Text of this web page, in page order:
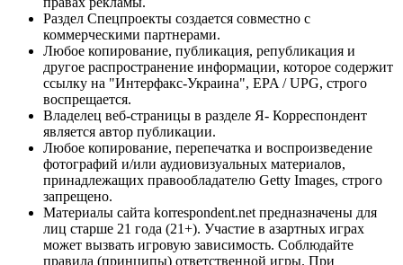
Раздел Спецпроекты создается совместно с
коммерческими партнерами.
Любое копирование, публикация, републикация и
другое распространение информации, которое содержит
ссылку на "Интерфакс-Украина", EPA / UPG, строго
воспрещается.
Владелец веб-страницы в разделе Я- Корреспондент
является автор публикации.
Любое копирование, перепечатка и воспроизведение
фотографий и/или аудиовизуальных материалов,
принадлежащих правообладателю Getty Images, строго
запрещено.
Материалы сайта korrespondent.net предназначены для
лиц старше 21 года (21+). Участие в азартных играх
может вызвать игровую зависимость. Соблюдайте
правила (принципы) ответственной игры. При